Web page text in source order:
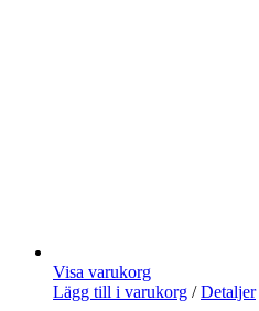
Visa varukorg
Lägg till i varukorg / Detaljer